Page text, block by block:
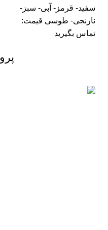
سفید- قرمز- آبی- سبز-
نارنجی- طوسی قیمت:
تماس بگیرید